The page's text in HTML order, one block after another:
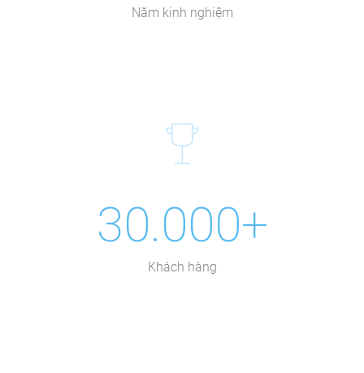
Năm kinh nghiệm
30.000+
Khách hàng